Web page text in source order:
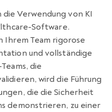
Verwendung von KI
Software.
Team rigorose
und vollständige
die
wird die Führung
die die Sicherheit
demonstrieren, zu einer